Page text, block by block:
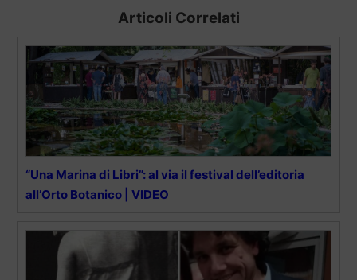
Articoli Correlati
“Una Marina di Libri”: al via il festival dell’editoria
all’Orto Botanico | VIDEO